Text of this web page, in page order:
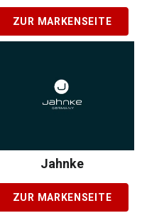
ZUR MARKENSEITE
Jahnke
ZUR MARKENSEITE